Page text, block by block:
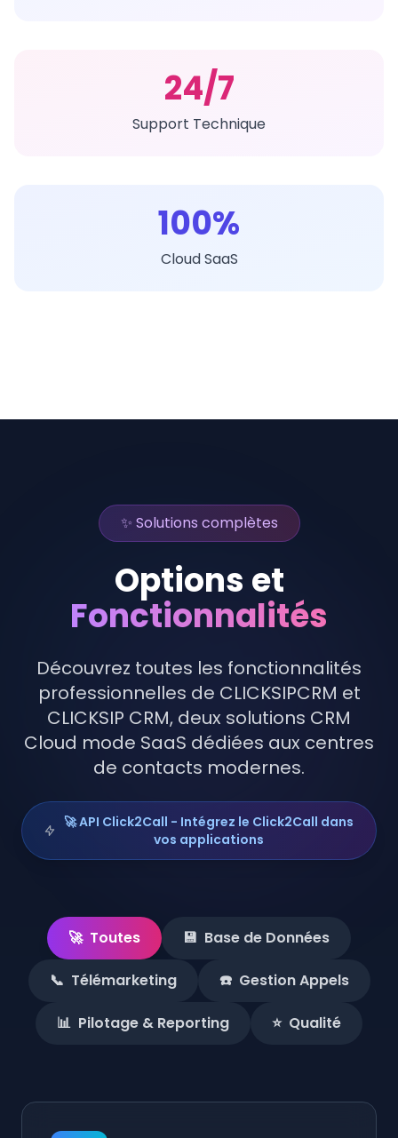
24/7
Support Technique
100%
Cloud SaaS
✨ Solutions complètes
Options et
Fonctionnalités
Découvrez toutes les fonctionnalités
professionnelles de CLICKSIPCRM et
CLICKSIP CRM, deux solutions CRM
Cloud mode SaaS dédiées aux centres
de contacts modernes.
🚀 API Click2Call - Intégrez le Click2Call dans
vos applications
🚀 Toutes 💾 Base de Données
📞 Télémarketing ☎️ Gestion Appels
📊 Pilotage & Reporting ⭐ Qualité